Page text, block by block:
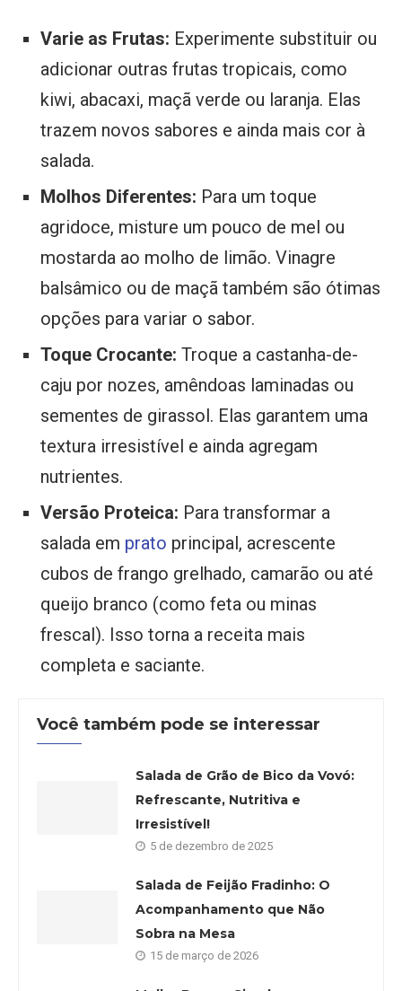
Varie as Frutas: Experimente substituir ou
adicionar outras frutas tropicais, como
kiwi, abacaxi, maçã verde ou laranja. Elas
trazem novos sabores e ainda mais cor à
salada.
Molhos Diferentes: Para um toque
agridoce, misture um pouco de mel ou
mostarda ao molho de limão. Vinagre
balsâmico ou de maçã também são ótimas
opções para variar o sabor.
Toque Crocante: Troque a castanha-de-
caju por nozes, amêndoas laminadas ou
sementes de girassol. Elas garantem uma
textura irresistível e ainda agregam
nutrientes.
Versão Proteica: Para transformar a
salada em prato principal, acrescente
cubos de frango grelhado, camarão ou até
queijo branco (como feta ou minas
frescal). Isso torna a receita mais
completa e saciante.
Você também pode se interessar
Salada de Grão de Bico da Vovó:
Refrescante, Nutritiva e
Irresistível!
5 de dezembro de 2025
Salada de Feijão Fradinho: O
Acompanhamento que Não
Sobra na Mesa
15 de março de 2026